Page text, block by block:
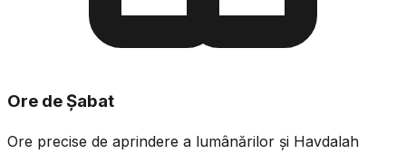
Ore de Șabat
Ore precise de aprindere a lumânărilor și Havdalah